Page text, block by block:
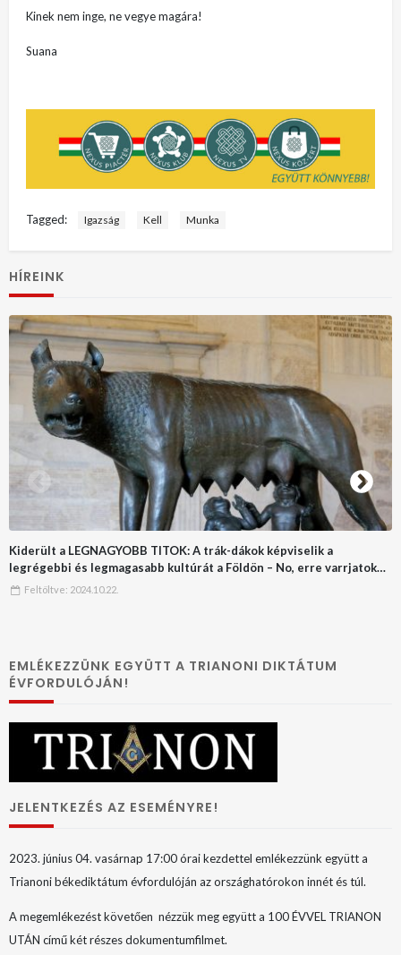
Kinek nem inge, ne vegye magára!
Suana
Tagged: Igazság Kell Munka
HÍREINK
Kiderült a LEGNAGYOBB TITOK: A trák-dákok képviselik a
legrégebbi és legmagasabb kultúrát a Földön – No, erre varrjatok
gombot!!
Feltöltve: 2024.10.22.
EMLÉKEZZÜNK EGYÜTT A TRIANONI DIKTÁTUM
ÉVFORDULÓJÁN!
JELENTKEZÉS AZ ESEMÉNYRE!
2023. június 04. vasárnap 17:00 órai kezdettel emlékezzünk együtt a
Trianoni békediktátum évfordulóján az országhatórokon innét és túl.
A megemlékezést követően nézzük meg együtt a 100 ÉVVEL TRIANON
UTÁN című két részes dokumentumfilmet.